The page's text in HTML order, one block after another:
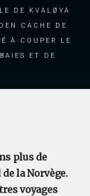
de Kvaløya
cache de
à couper le
et de
plus de
la Norvège.
voyages